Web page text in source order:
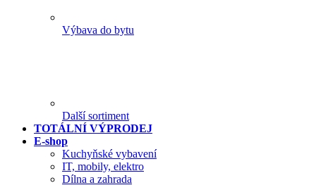
Výbava do bytu
Další sortiment
TOTÁLNÍ VÝPRODEJ
E-shop
Kuchyňské vybavení
IT, mobily, elektro
Dílna a zahrada